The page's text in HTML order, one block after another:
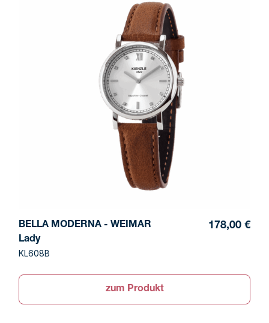
BELLA MODERNA - WEIMAR
Lady
KL608B
178,00 €
zum Produkt